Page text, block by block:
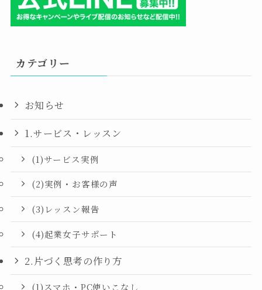
カテゴリー
お知らせ
1.サービス・レッスン
(1)サービス実例
(2)実例・お客様の声
(3)レッスン報告
(4)起業女子サポート
2.片づく思考の作り方
(1)スマホ・PC使いこなし